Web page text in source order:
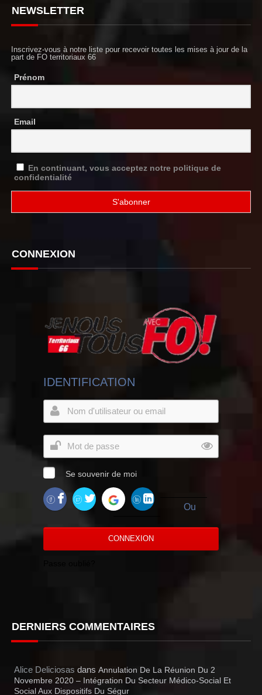
NEWSLETTER
Inscrivez-vous à notre liste pour recevoir toutes les mises à jour de la
part de FO territoriaux 66
Prénom
Email
En continuant, vous acceptez notre politique de
confidentialité
CONNEXION
IDENTIFICATION
Se souvenir de moi
Ou
CONNEXION
DERNIERS COMMENTAIRES
Alice Deliciosas dansAnnulation De La Réunion Du 2
Novembre 2020 – Intégration Du Secteur Médico-Social Et
Social Aux Dispositifs Du Ségur